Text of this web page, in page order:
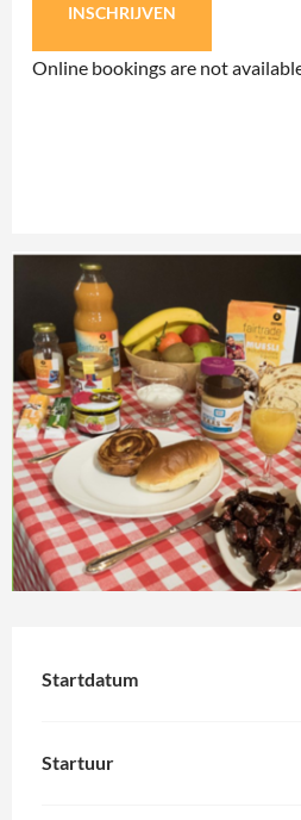
INSCHRIJVEN
Online bookings are not
Startdatum
Startuur